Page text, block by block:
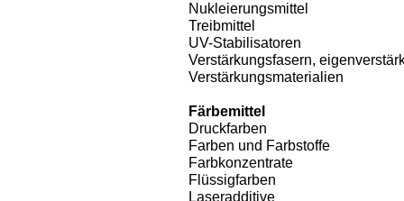
Nukleierungsmittel
Treibmittel
UV-Stabilisatoren
Verstärkungsfasern,
Verstärkungsmaterialien
Färbemittel
Druckfarben
Farben und Farbstoffe
Farbkonzentrate
Flüssigfarben
Laseradditive